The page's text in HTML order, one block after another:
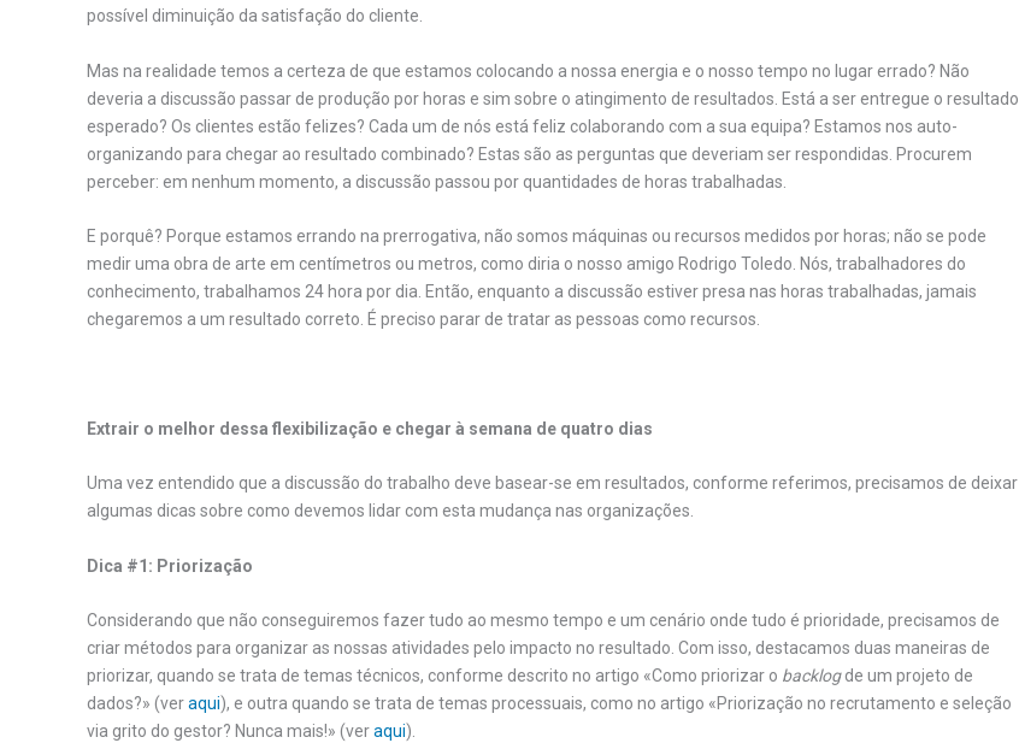
possível diminuição da satisfação do cliente.
Mas na realidade temos a certeza de que estamos colocando a nossa energia e o nosso tempo no lugar errado? Não
deveria a discussão passar de produção por horas e sim sobre o atingimento de resultados. Está a ser entregue o resultado
esperado? Os clientes estão felizes? Cada um de nós está feliz colaborando com a sua equipa? Estamos nos auto-
organizando para chegar ao resultado combinado? Estas são as perguntas que deveriam ser respondidas. Procurem
perceber: em nenhum momento, a discussão passou por quantidades de horas trabalhadas.
E porquê? Porque estamos errando na prerrogativa, não somos máquinas ou recursos medidos por horas; não se pode
medir uma obra de arte em centímetros ou metros, como diria o nosso amigo Rodrigo Toledo. Nós, trabalhadores do
conhecimento, trabalhamos 24 hora por dia. Então, enquanto a discussão estiver presa nas horas trabalhadas, jamais
chegaremos a um resultado correto. É preciso parar de tratar as pessoas como recursos.
Extrair o melhor dessa flexibilização e chegar à semana de quatro dias
Uma vez entendido que a discussão do trabalho deve basear-se em resultados, conforme referimos, precisamos de deixar
algumas dicas sobre como devemos lidar com esta mudança nas organizações.
Dica #1: Priorização
Considerando que não conseguiremos fazer tudo ao mesmo tempo e um cenário onde tudo é prioridade, precisamos de
criar métodos para organizar as nossas atividades pelo impacto no resultado. Com isso, destacamos duas maneiras de
priorizar, quando se trata de temas técnicos, conforme descrito no artigo «Como priorizar o backlogde um projeto de
dados?» (veraqui), e outra quando se trata de temas processuais, como no artigo «Priorização no recrutamento e seleção
via grito do gestor? Nunca mais!» (veraqui).